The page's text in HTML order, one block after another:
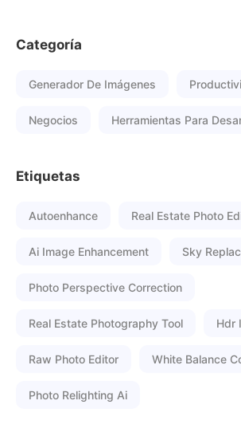
Categoría
Generador De Imágenes
Negocios Herramientas Para
Etiquetas
Autoenhance Real Estate Photo
Ai Image Enhancement Sky
Photo Perspective Correction
Real Estate Photography Tool Hdr
Raw Photo Editor White Balance
Photo Relighting Ai